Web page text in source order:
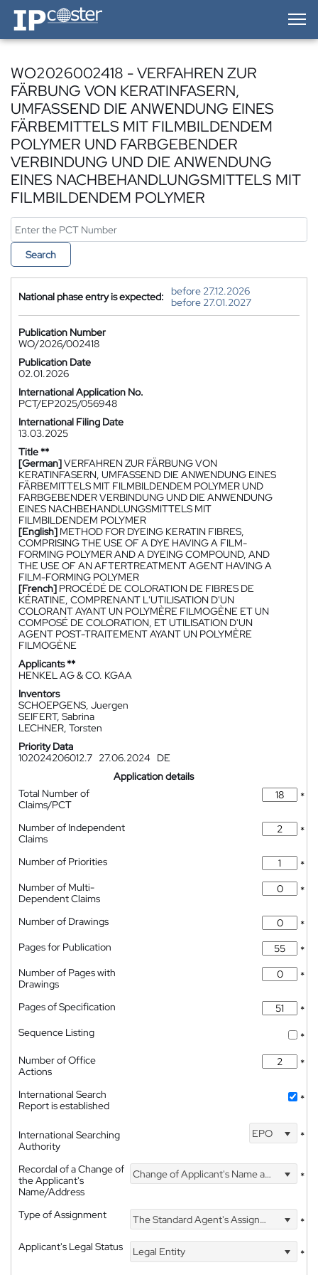
IP-Coster — Home
WO2026002418 - VERFAHREN ZUR
FÄRBUNG VON KERATINFASERN,
UMFASSEND DIE ANWENDUNG EINES
FÄRBEMITTELS MIT FILMBILDENDEM
POLYMER UND FARBGEBENDER
VERBINDUNG UND DIE ANWENDUNG
EINES NACHBEHANDLUNGSMITTELS MIT
FILMBILDENDEM POLYMER
Search
National phase entry is expected:
before 27.12.2026
before 27.01.2027
Publication Number
WO/2026/002418
Publication Date
02.01.2026
International Application No.
PCT/EP2025/056948
International Filing Date
13.03.2025
Title **
[German]VERFAHREN ZUR FÄRBUNG VON
KERATINFASERN, UMFASSEND DIE ANWENDUNG EINES
FÄRBEMITTELS MIT FILMBILDENDEM POLYMER UND
FARBGEBENDER VERBINDUNG UND DIE ANWENDUNG
EINES NACHBEHANDLUNGSMITTELS MIT
FILMBILDENDEM POLYMER
[English] METHOD FOR DYEING KERATIN FIBRES,
COMPRISING THE USE OF A DYE HAVING A FILM-
FORMING POLYMER AND A DYEING COMPOUND, AND
THE USE OF AN AFTERTREATMENT AGENT HAVING A
FILM-FORMING POLYMER
[French] PROCÉDÉ DE COLORATION DE FIBRES DE
KÉRATINE, COMPRENANT L'UTILISATION D'UN
COLORANT AYANT UN POLYMÈRE FILMOGÈNE ET UN
COMPOSÉ DE COLORATION, ET UTILISATION D'UN
AGENT POST-TRAITEMENT AYANT UN POLYMÈRE
FILMOGÈNE
Applicants **
HENKEL AG & CO. KGAA
Inventors
SCHOEPGENS, Juergen
SEIFERT, Sabrina
LECHNER, Torsten
Priority Data
102024206012.7 27.06.2024
DE
Application details
Total Number of
Claims/PCT
*
Number of Independent
Claims
*
Number of Priorities
*
Number of Multi-
Dependent Claims
*
Number of Drawings
*
Pages for Publication
*
Number of Pages with
Drawings
*
Pages of Specification
*
Sequence Listing
*
Number of Office
Actions
*
International Search
Report is established
*
International Searching
Authority
EPO *
Recordal of a Change of
the Applicant's
Name/Address
Change of Applicant's Name and Address *
Type of Assignment The Standard Agent's Assignment
*
Applicant's Legal Status
Legal Entity
*